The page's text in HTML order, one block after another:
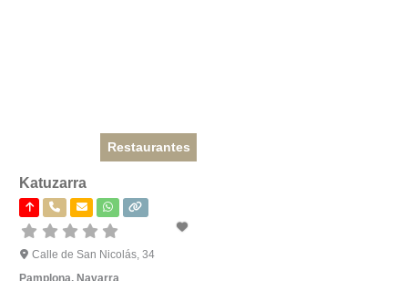
Restaurantes
Katuzarra
Calle de San Nicolás, 34